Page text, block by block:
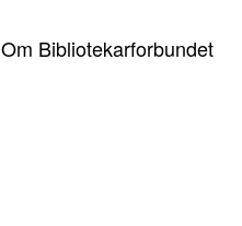
Om Bibliotekarforbundet